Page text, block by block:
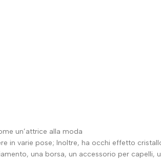
un’attrice alla moda
in varie pose; Inoltre, ha occhi effetto
una borsa, un accessorio per capelli,